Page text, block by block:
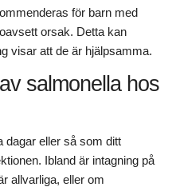
för barn med
orsak. Detta kan
visar att de är hjälpsamma.
salmonella hos
dagar eller så som ditt
Ibland är intagning på
allvarliga, eller om